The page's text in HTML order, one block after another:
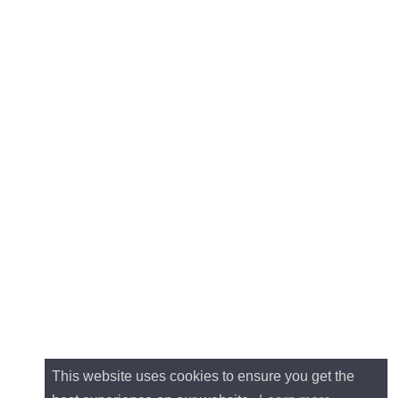
This website uses cookies to ensure you get the